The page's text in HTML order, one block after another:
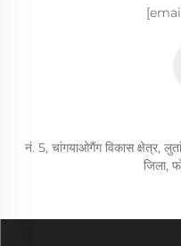
नं. 5, चांगयाओगैंग विकास क्षेत्र,
जिला,